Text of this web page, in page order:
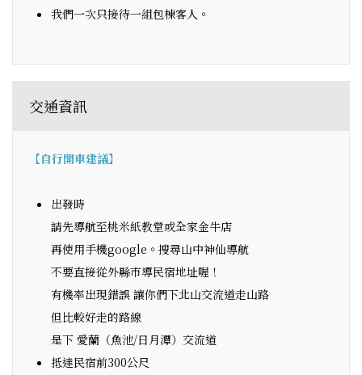
我們一次只接待一組包棟客人。
交通資訊
【自行開車建議】
出發時
請先導航至桃米紙教堂或全家金牛店
再使用手機google。搜尋山中神仙導航
不要直接從外縣市導民宿地址喔！
有機率出現錯誤 讓你們下北山交流道走山路
但比較好走的路線
是下 愛蘭（魚池/日月潭）交流道
抵達民宿前300公尺